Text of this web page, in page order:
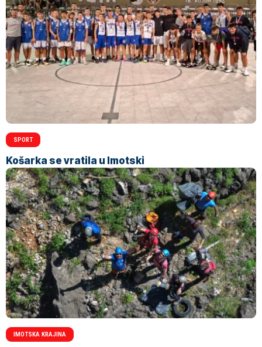
SPORT
Košarka se vratila u Imotski
IMOTSKA KRAJINA